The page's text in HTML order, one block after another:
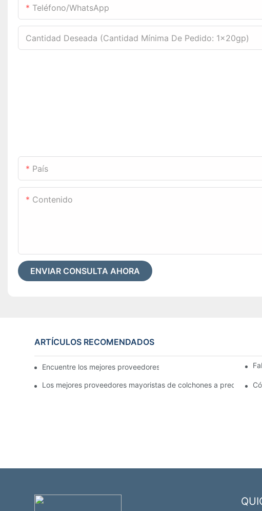
Teléfono/WhatsApp
Cantidad Deseada (cantidad Mínima De Pedido: 1x20gp)
País
Contenido
ENVIAR CONSULTA AHORA
ARTÍCULOS RECOMENDADOS
Encuentre los mejores proveedores mayoristas de camas para
Los mejores proveedores mayoristas de colchones a precios